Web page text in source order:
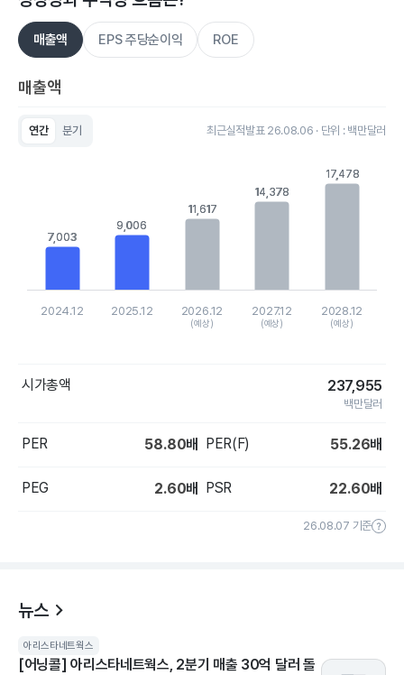
매출액 EPS 주당순이익 ROE
매출액
연간 분기 최근실적발표 26.08.06 · 단위 : 백만달러
The chart has 1 X axis displaying categories.
The chart has 1 Y axis displaying values. Data ranges from
7,003
7,003
9,006
9,006
11,617
11,617
14,378
14,378
17,478
17,478
2024.12 2025.12 2026.12
(예상)
2027.12
(예상)
2028.12
(예상)
시가총액 237,955
백만달러
PER 58.80배 PER(F) 55.26배
PEG 2.60배 PSR 22.60배
26.08.07 기준
뉴스
아리스타네트웍스
[어닝콜] 아리스타네트웍스, 2분기 매출 30억 달러 돌